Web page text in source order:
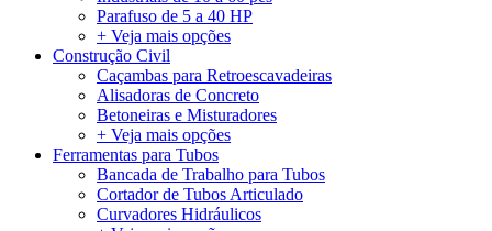
Parafuso de 5 a 40 HP
+ Veja mais opções
Construção Civil
Caçambas para Retroescavadeiras
Alisadoras de Concreto
Betoneiras e Misturadores
+ Veja mais opções
Ferramentas para Tubos
Bancada de Trabalho para Tubos
Cortador de Tubos Articulado
Curvadores Hidráulicos